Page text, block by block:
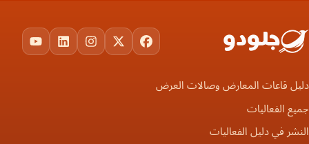
Facebook
X
Instagram
LinkedIn
دليل قاعات المعارض وصالات العرض
جميع الفعاليات
النشر في دليل الفعاليات